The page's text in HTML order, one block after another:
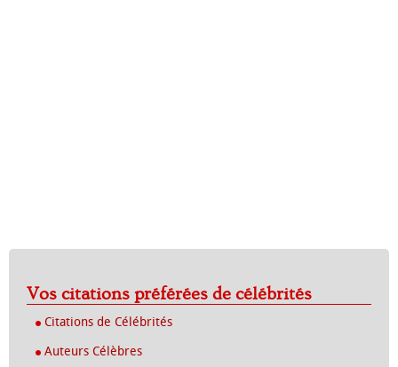
Vos citations préférées de célébrités
Citations de Célébrités
Auteurs Célèbres